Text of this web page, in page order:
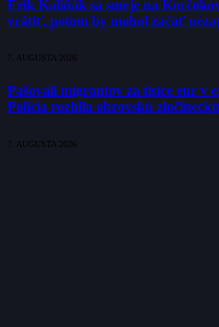
Erik Kaliňák sa smeje na
vrátiť, potom by mohol začať
7. AUGUSTA 2026
Pašovali migrantov za tisíce eur v
Polícia rozbila obrovskú
7. AUGUSTA 2026